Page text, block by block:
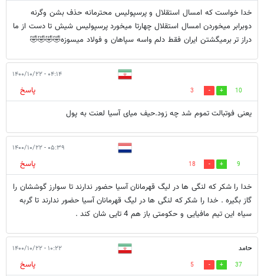
خدا خواست که امسال استقلال و پرسپولیس محترمانه حذف بشن وگرنه
دوبرابر میخوردن امسال استقلال چهارتا میخورد پرسپولیس شیش تا دست از ما
دراز تر برمیگشتن ایران فقط دلم واسه سپاهان و فولاد میسوزه🤣🤣🤣🤣
۰۴:۱۴ - ۱۴۰۰/۱۰/۲۲
10
3
پاسخ
یعنی فوتبالت تموم شد چه زود.حیف میای آسیا لعنت به پول
۰۵:۳۹ - ۱۴۰۰/۱۰/۲۲
9
18
پاسخ
خدا را شکر که لنگی ها در لیگ قهرمانان آسیا حضور ندارند تا سوارز گوششان را
گاز بگیره . خدا را شکر که لنگی ها در لیگ قهرمانان آسیا حضور ندارند تا گربه
سیاه این تیم مافیایی و حکومتی باز هم 4 تایی شان کند .
حامد ۱۰:۲۲ - ۱۴۰۰/۱۰/۲۲
37
5
پاسخ